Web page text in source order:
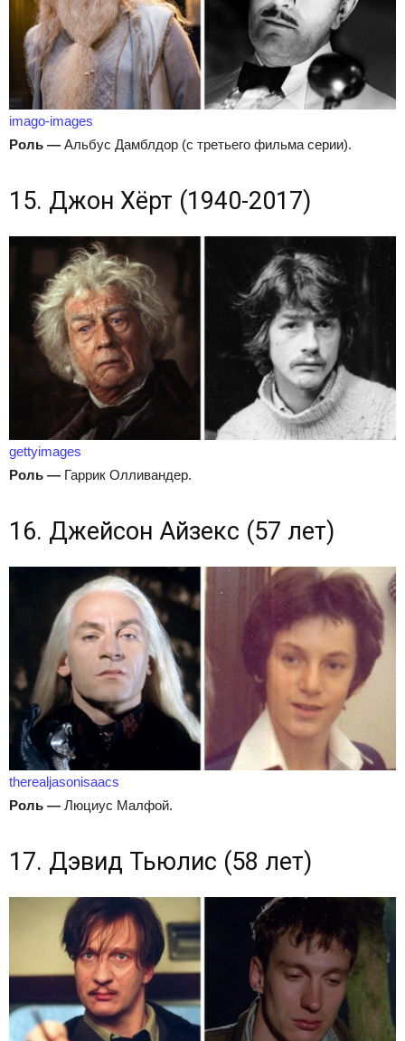
imago-images
Роль — Альбус Дамблдор (с третьего фильма серии).
15. Джон Хёрт (1940-2017)
gettyimages
Роль — Гаррик Олливандер.
16. Джейсон Айзекс (57 лет)
therealjasonisaacs
Роль — Люциус Малфой.
17. Дэвид Тьюлис (58 лет)